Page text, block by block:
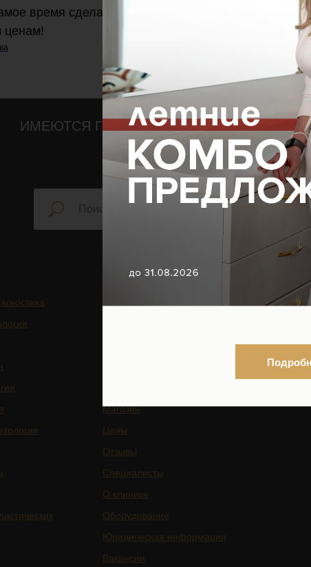
время сделать
и приобрести
ценам!
ИМЕЮТСЯ ПРОТИВОПОКАЗАНИЯ,
18+
НАВИГАЦИЯ ПО САЙТУ
Подписаться на рассылку новостей
Магазин
Цены
Отзывы
Специалисты
О клинике
Оборудование
Юридическая информация
Вакансии